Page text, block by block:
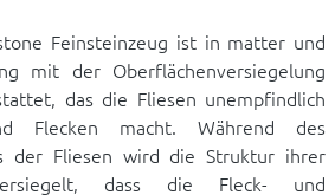
Feinsteinzeug ist in matter und
mit der Oberflächenversiegelung
das die Fliesen unempfindlich
Flecken macht. Während des
der Fliesen wird die Struktur ihrer
dass die Fleck- und